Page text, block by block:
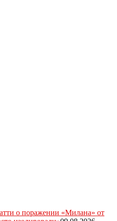
о поражении «Милана» от